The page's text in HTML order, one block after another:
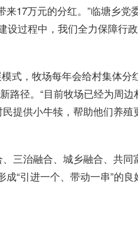
17万元的分红。”临塘乡党
设过程中，我们全力保障行
式，牧场每年会给村集体分
路径。“目前牧场已经为周
提供小牛犊，帮助他们养殖
三治融合、城乡融合、共同
“引进一个、带动一串”的